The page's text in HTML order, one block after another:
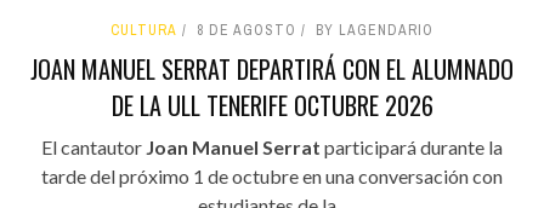
CULTURA 8 DE AGOSTO BY LAGENDARIO
JOAN MANUEL SERRAT DEPARTIRÁ CON EL ALUMNADO
DE LA ULL TENERIFE OCTUBRE 2026
El cantautor Joan Manuel Serrat participará durante la
tarde del próximo 1 de octubre en una conversación con